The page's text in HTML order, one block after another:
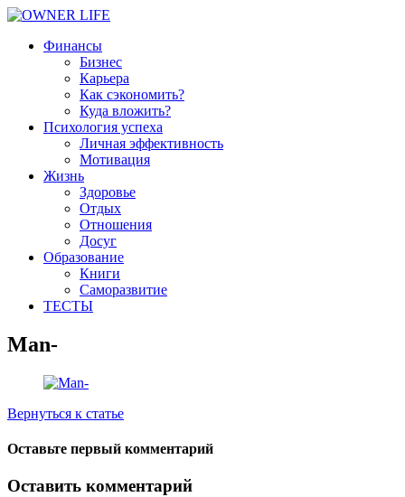
Финансы
Бизнес
Карьера
Как сэкономить?
Куда вложить?
Психология успеха
Личная эффективность
Мотивация
Жизнь
Здоровье
Отдых
Отношения
Досуг
Образование
Книги
Саморазвитие
ТЕСТЫ
Man-
Вернуться к статье
Оставьте первый комментарий
Оставить комментарий